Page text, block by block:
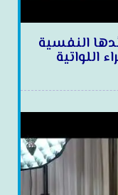
النفسية
اللواتية